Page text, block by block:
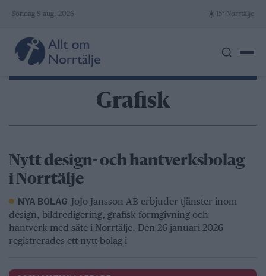
Skip
content
Söndag 9 aug. 2026 ☀️ 15° Norrtälje
Grafisk
Nytt design- och hantverksbolag
i Norrtälje
NYA BOLAG JoJo Jansson AB erbjuder tjänster inom
design, bildredigering, grafisk formgivning och
hantverk med säte i Norrtälje. Den 26 januari 2026
registrerades ett nytt bolag i